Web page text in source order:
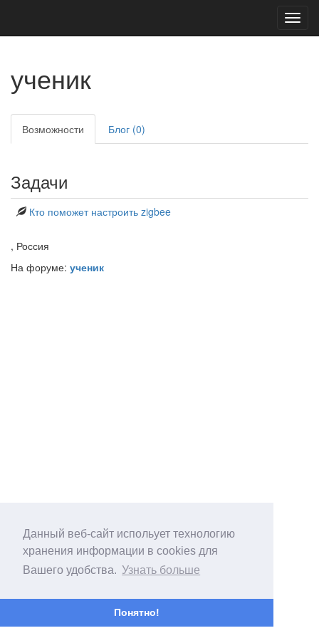
Данный веб-сайт испольует технологию
хранения информации в cookies для
Вашего удобства. Узнать больше
Понятно!
ученик
Возможности Блог (0)
Задачи
Кто поможет настроить zigbee
, Россия
На форуме: ученик